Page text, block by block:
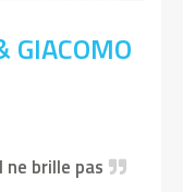
GIACOMO
ne brille pas